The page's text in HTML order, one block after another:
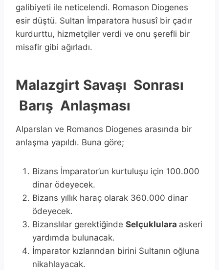
galibiyeti ile neticelendi. Romason Diogenes
esir düştü. Sultan İmparatora hususî bir çadır
kurdurttu, hizmetçiler verdi ve onu şerefli bir
misafir gibi ağırladı.
Malazgirt Savaşı Sonrası
Barış Anlaşması
Alparslan ve Romanos Diogenes arasında bir
anlaşma yapıldı. Buna göre;
Bizans İmparator’un kurtuluşu için 100.000
dinar ödeyecek.
Bizans yıllık haraç olarak 360.000 dinar
ödeyecek.
Bizanslılar gerektiğinde Selçuklulara askeri
yardımda bulunacak.
İmparator kızlarından birini Sultanın oğluna
nikahlayacak.